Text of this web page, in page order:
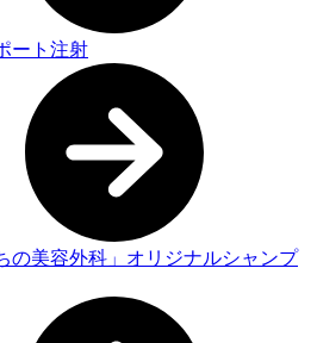
ート注射
の美容外科」オリジナルシャンプ